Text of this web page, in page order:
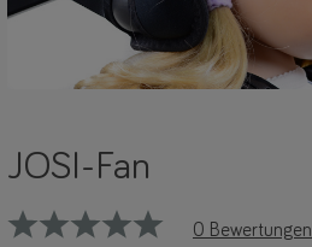
JOSI-Fan
0 Bewertungen